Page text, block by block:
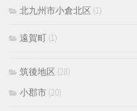
北九州市小倉北区 (1)
遠賀町 (1)
筑後地区 (28)
小郡市 (20)